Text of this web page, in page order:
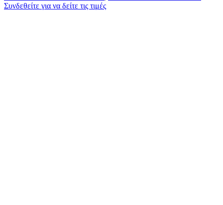
Συνδεθείτε για να δείτε τις τιμές